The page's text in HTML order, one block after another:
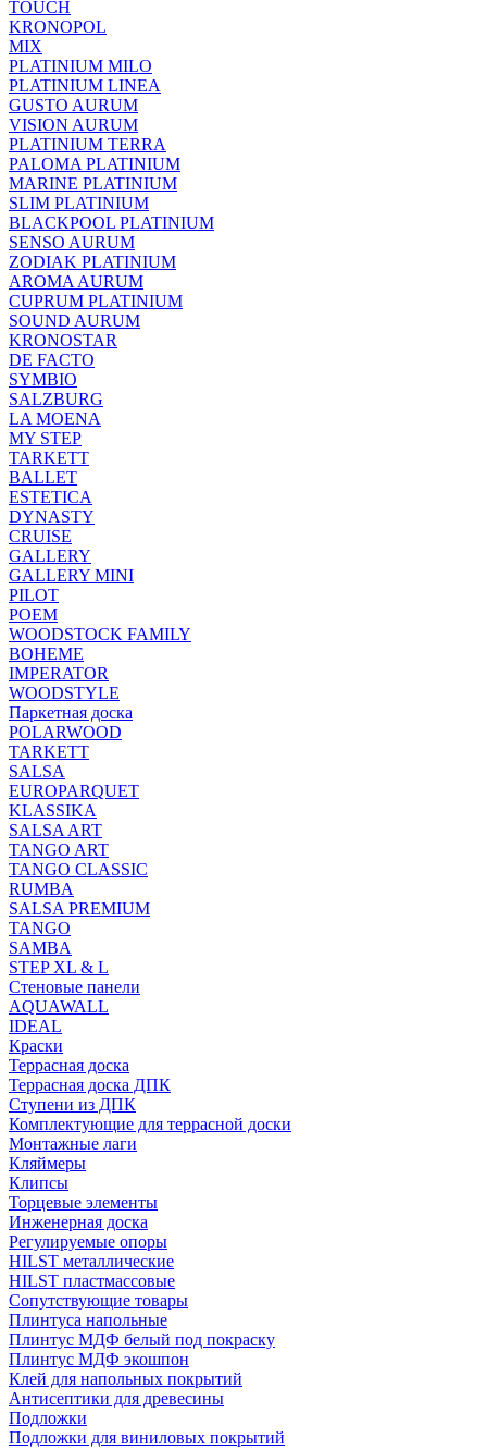
TOUCH
KRONOPOL
MIX
PLATINIUM MILO
PLATINIUM LINEA
GUSTO AURUM
VISION AURUM
PLATINIUM TERRA
PALOMA PLATINIUM
MARINE PLATINIUM
SLIM PLATINIUM
BLACKPOOL PLATINIUM
SENSO AURUM
ZODIAK PLATINIUM
AROMA AURUM
CUPRUM PLATINIUM
SOUND AURUM
KRONOSTAR
DE FACTO
SYMBIO
SALZBURG
LA MOENA
MY STEP
TARKETT
BALLET
ESTETICA
DYNASTY
CRUISE
GALLERY
GALLERY MINI
PILOT
POEM
WOODSTOCK FAMILY
BOHEME
IMPERATOR
WOODSTYLE
Паркетная доска
POLARWOOD
TARKETT
SALSA
EUROPARQUET
KLASSIKA
SALSA ART
TANGO ART
TANGO CLASSIC
RUMBA
SALSA PREMIUM
TANGO
SAMBA
STEP XL & L
Стеновые панели
AQUAWALL
IDEAL
Краски
Террасная доска
Террасная доска ДПК
Ступени из ДПК
Комплектующие для террасной доски
Монтажные лаги
Кляймеры
Клипсы
Торцевые элементы
Инженерная доска
Регулируемые опоры
HILST металлические
HILST пластмассовые
Сопутствующие товары
Плинтуса напольные
Плинтус МДФ белый под покраску
Плинтус МДФ экошпон
Клей для напольных покрытий
Антисептики для древесины
Подложки
Подложки для виниловых покрытий